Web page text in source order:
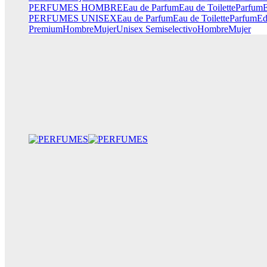
PERFUMES HOMBREEau de ParfumEau de ToiletteParfum
PERFUMES UNISEXEau de ParfumEau de ToiletteParfum
PremiumHombreMujerUnisex SemiselectivoHombreMujer